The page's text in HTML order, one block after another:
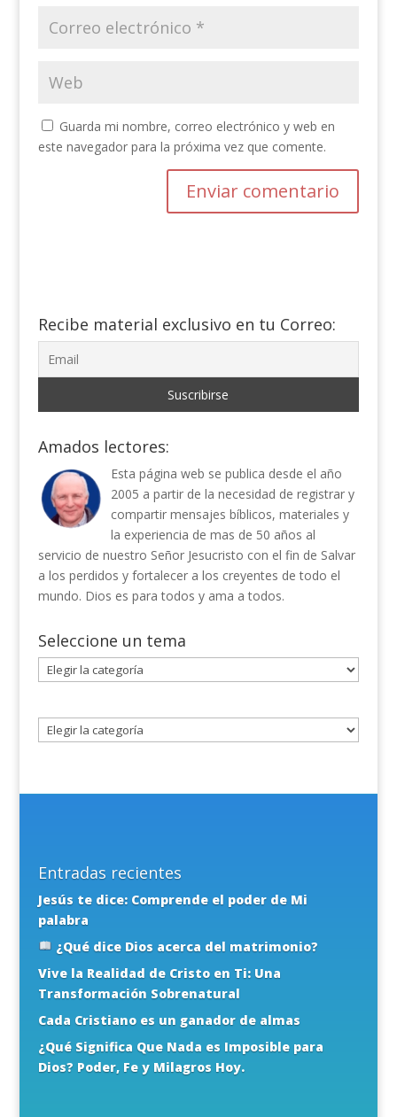
Guarda mi nombre, correo electrónico y web en
este navegador para la próxima vez que comente.
Recibe material exclusivo en tu Correo:
Amados lectores:
Esta página web se publica desde el año
2005 a partir de la necesidad de registrar y
compartir mensajes bíblicos, materiales y
la experiencia de mas de 50 años al
servicio de nuestro Señor Jesucristo con el fin de Salvar
a los perdidos y fortalecer a los creyentes de todo el
mundo. Dios es para todos y ama a todos.
Seleccione un tema
Seleccione
un
Entradas recientes
Jesús te dice: Comprende el poder de Mi
palabra
¿Qué dice Dios acerca del matrimonio?
Vive la Realidad de Cristo en Ti: Una
Transformación Sobrenatural
Cada Cristiano es un ganador de almas
¿Qué Significa Que Nada es Imposible para
Dios? Poder, Fe y Milagros Hoy.